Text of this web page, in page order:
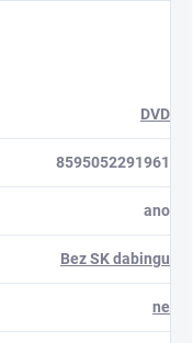
DVD
8595052291961
ano
Bez SK dabingu
ne